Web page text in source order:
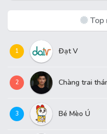
Top
1 Đạt V
2 Chàng trai
3 Bé Mèo Ú